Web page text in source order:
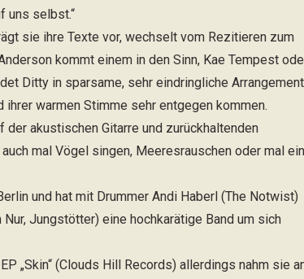
uns selbst.“
sie ihre Texte vor, wechselt vom Rezitieren zum
kommt einem in den Sinn, Kae Tempest
Ditty in sparsame, sehr eindringliche
warmen Stimme sehr entgegen kommen.
der akustischen Gitarre und zurückhaltenden
mal Vögel singen, Meeresrauschen oder mal
und hat mit Drummer Andi Haberl (The Notwist)
Jungstötter) eine hochkarätige Band um sich
„Skin“ (Clouds Hill Records) allerdings nahm sie